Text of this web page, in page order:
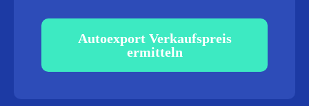
Autoexport Verkaufspreis
ermitteln